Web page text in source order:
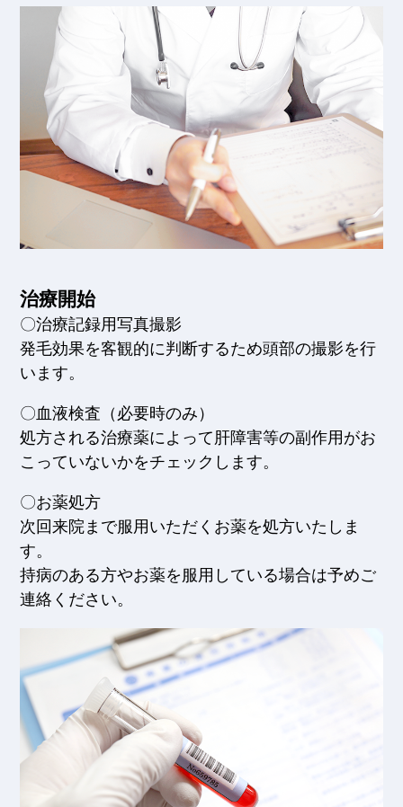
治療開始
〇治療記録用写真撮影
発毛効果を客観的に判断するため頭部の撮影を行
います。
〇血液検査（必要時のみ）
処方される治療薬によって肝障害等の副作用がお
こっていないかをチェックします。
〇お薬処方
次回来院まで服用いただくお薬を処方いたしま
す。
持病のある方やお薬を服用している場合は予めご
連絡ください。